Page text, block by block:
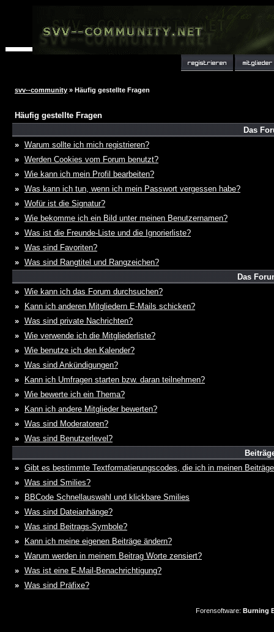
svv--community » Häufig gestellte Fragen
Häufig gestellte Fragen
Das
» Warum sollte ich mich registrieren?
» Werden Cookies vom Forum benutzt?
» Wie kann ich mein Profil bearbeiten?
» Was kann ich tun, wenn ich mein Passwort vergessen habe?
» Wofür ist die Signatur?
» Wie bekomme ich ein Bild unter meinen Benutzernamen?
» Was ist die Freunde-Liste und die Ignorierliste?
» Was sind Favoriten?
» Was sind Rangtitel und Rangzeichen?
Das
» Wie kann ich das Forum durchsuchen?
»
Kann ich anderen Mitgliedern E-Mails schicken?
» Was sind private Nachrichten?
» Wie verwende ich die Mitgliederliste?
» Wie benutze ich den Kalender?
» Was sind Ankündigungen?
»
Kann ich Umfragen starten bzw. daran teilnehmen?
» Wie bewerte ich ein Thema?
»
Kann ich andere Mitglieder bewerten?
» Was sind Moderatoren?
» Was sind Benutzerlevel?
» Gibt es bestimmte Textformatierungscodes, die ich in meinen
» Was sind Smilies?
»
BBCode Schnellauswahl und klickbare Smilies
» Was sind Dateianhänge?
» Was sind Beitrags-Symbole?
»
Kann ich meine eigenen Beiträge ändern?
» Warum werden in meinem Beitrag Worte zensiert?
» Was ist eine E-Mail-Benachrichtigung?
» Was sind Präfixe?
Forensoftware: Burning